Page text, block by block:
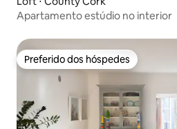
Apartamento estúdio no interior
Preferido dos hóspedes
Preferido dos hóspedes